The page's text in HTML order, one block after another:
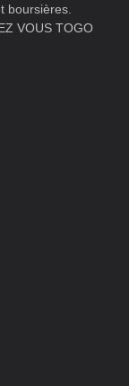
boursières.
VOUS TOGO